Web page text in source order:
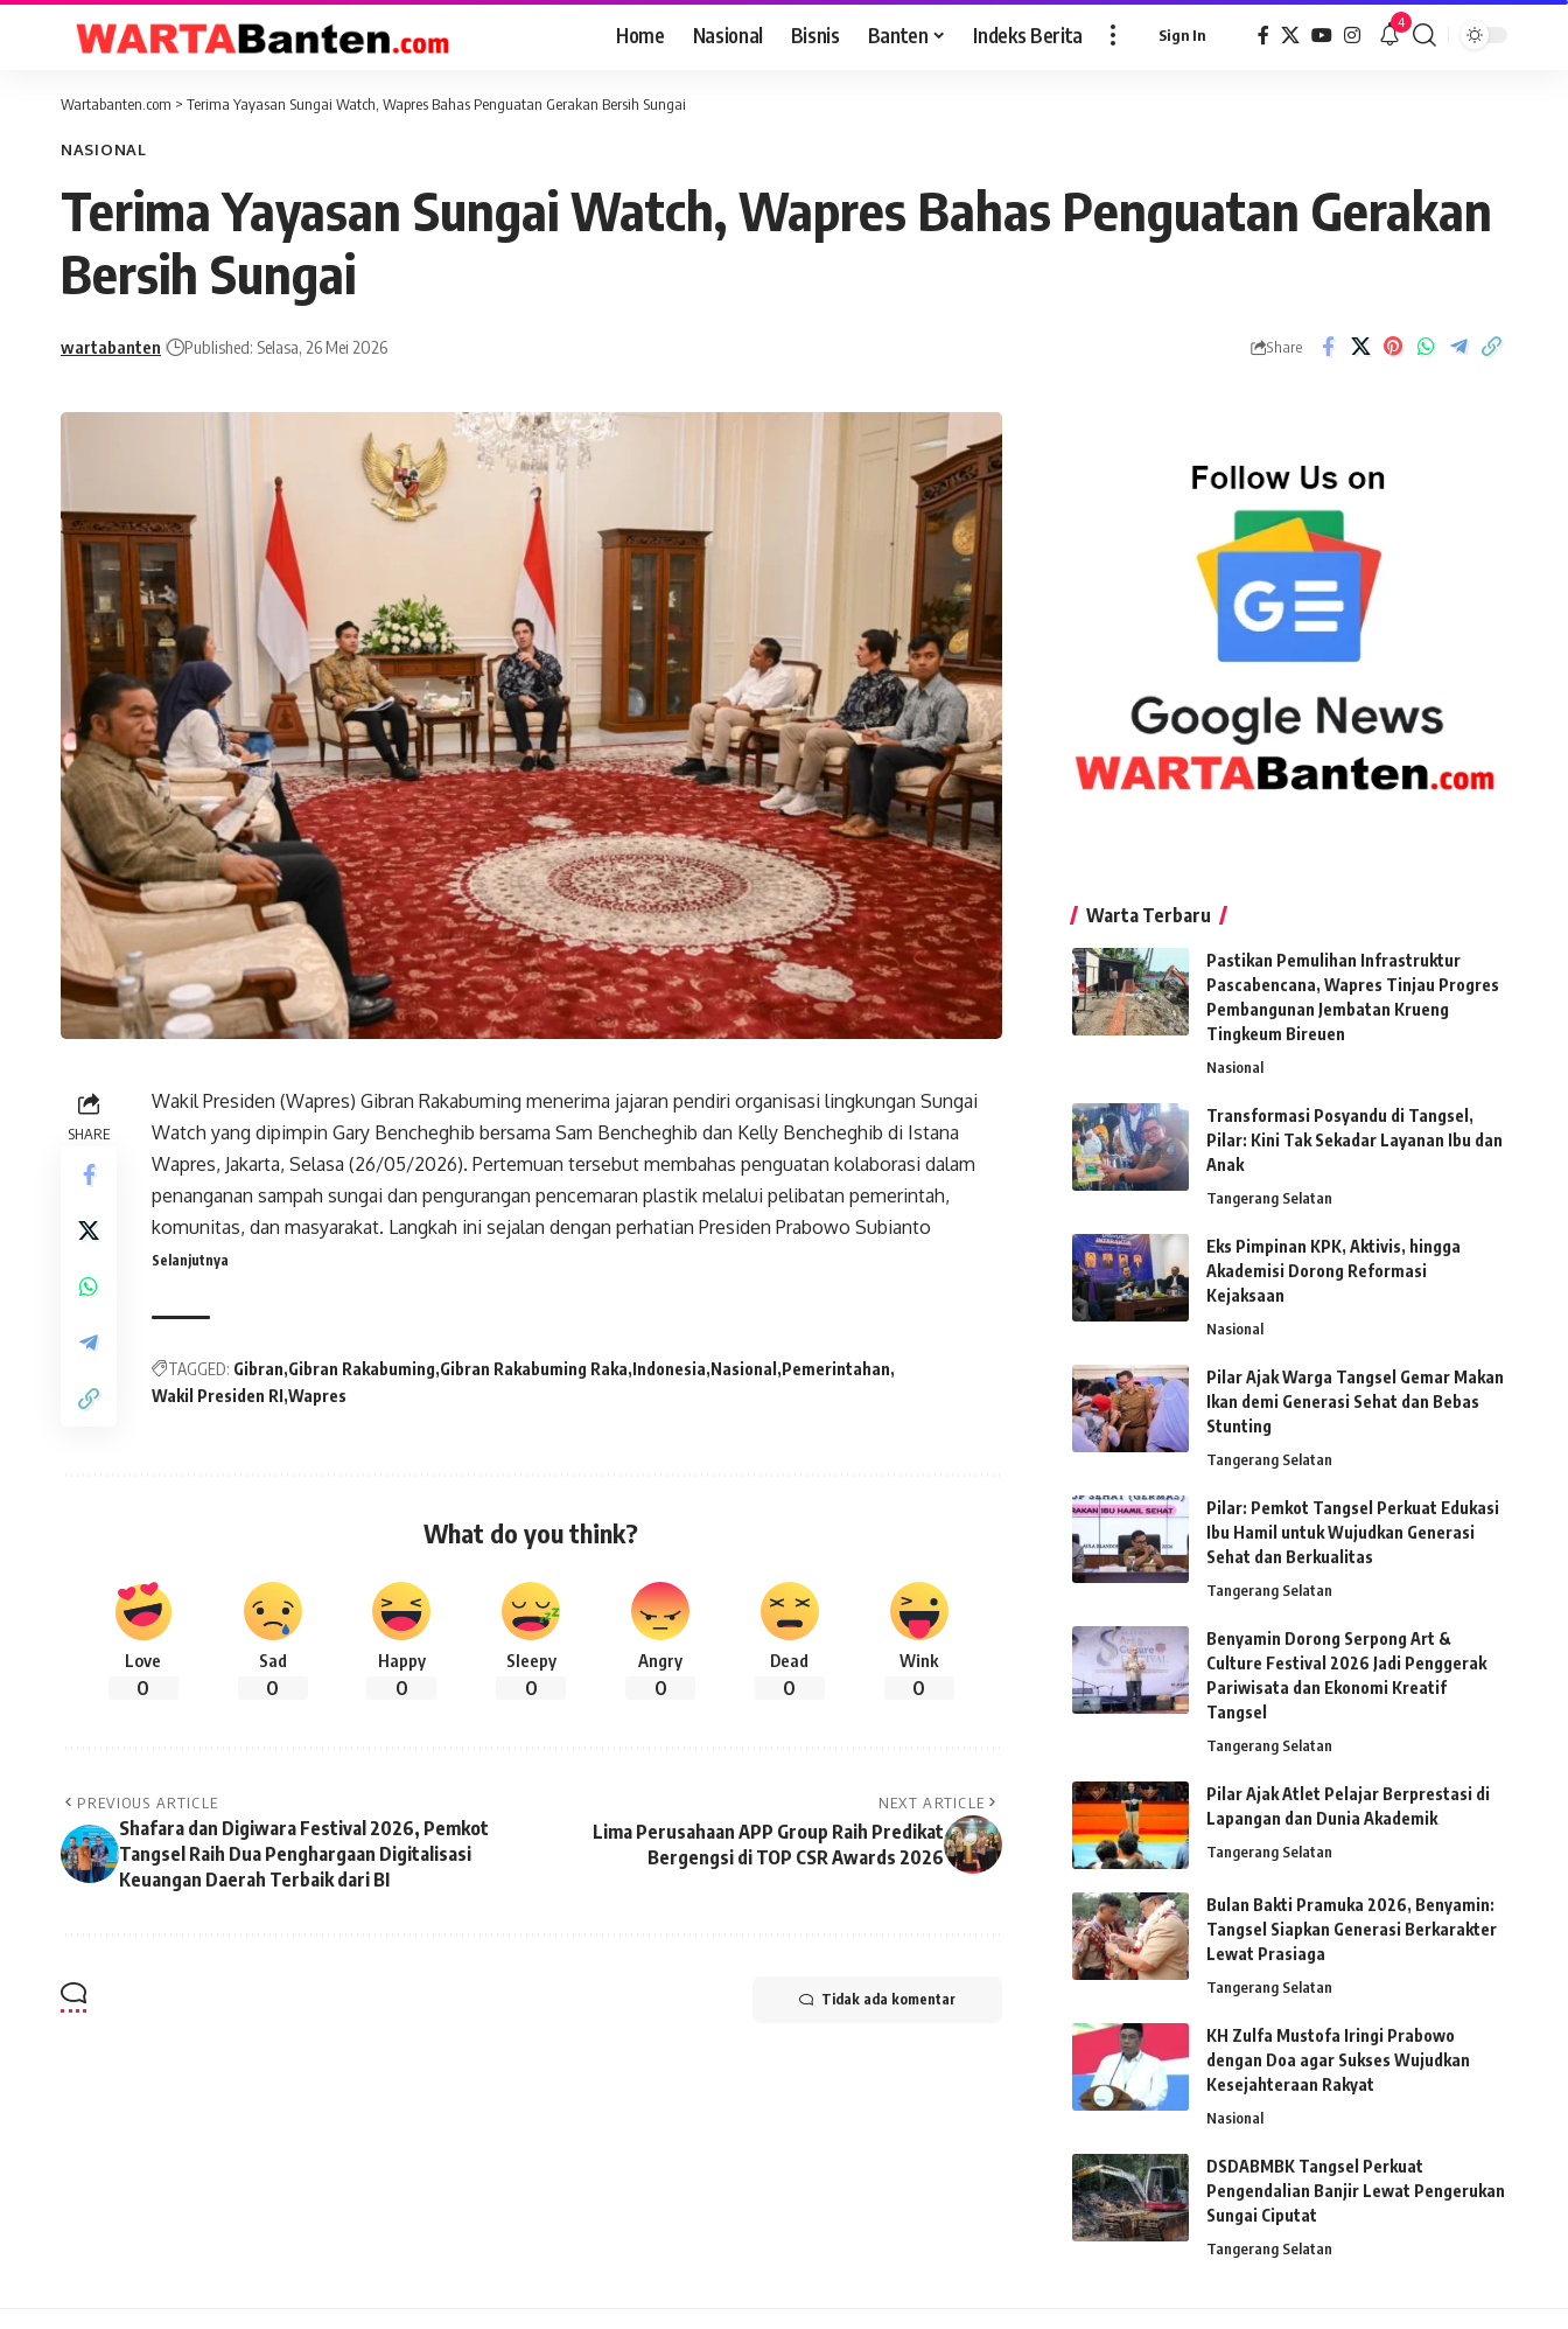
Home Nasional Bisnis Banten Indeks Berita Sign In
4
Wartabanten.com > Terima Yayasan Sungai Watch, Wapres Bahas Penguatan Gerakan Bersih Sungai
NASIONAL
Terima Yayasan Sungai Watch, Wapres Bahas Penguatan Gerakan
Bersih Sungai
wartabanten Published: Selasa, 26 Mei 2026 Share
SHARE
Wakil Presiden (Wapres) Gibran Rakabuming menerima jajaran pendiri organisasi lingkungan Sungai
Watch yang dipimpin Gary Bencheghib bersama Sam Bencheghib dan Kelly Bencheghib di Istana
Wapres, Jakarta, Selasa (26/05/2026). Pertemuan tersebut membahas penguatan kolaborasi dalam
penanganan sampah sungai dan pengurangan pencemaran plastik melalui pelibatan pemerintah,
komunitas, dan masyarakat. Langkah ini sejalan dengan perhatian Presiden Prabowo Subianto
Selanjutnya
TAGGED: Gibran Gibran Rakabuming Gibran Rakabuming Raka Indonesia Nasional Pemerintahan
Wakil Presiden RI Wapres
What do you think?
Love
0
Sad
0
Happy
0
Sleepy
0
Angry
0
Dead
0
Wink
0
PREVIOUS ARTICLE
Shafara dan Digiwara Festival 2026, Pemkot
Tangsel Raih Dua Penghargaan Digitalisasi
Keuangan Daerah Terbaik dari BI
NEXT ARTICLE
Lima Perusahaan APP Group Raih Predikat
Bergengsi di TOP CSR Awards 2026
Tidak ada komentar
Warta Terbaru
Pastikan Pemulihan Infrastruktur
Pascabencana, Wapres Tinjau Progres
Pembangunan Jembatan Krueng
Tingkeum Bireuen
Nasional
Transformasi Posyandu di Tangsel,
Pilar: Kini Tak Sekadar Layanan Ibu dan
Anak
Tangerang Selatan
Eks Pimpinan KPK, Aktivis, hingga
Akademisi Dorong Reformasi
Kejaksaan
Nasional
Pilar Ajak Warga Tangsel Gemar Makan
Ikan demi Generasi Sehat dan Bebas
Stunting
Tangerang Selatan
Pilar: Pemkot Tangsel Perkuat Edukasi
Ibu Hamil untuk Wujudkan Generasi
Sehat dan Berkualitas
Tangerang Selatan
Benyamin Dorong Serpong Art &
Culture Festival 2026 Jadi Penggerak
Pariwisata dan Ekonomi Kreatif
Tangsel
Tangerang Selatan
Pilar Ajak Atlet Pelajar Berprestasi di
Lapangan dan Dunia Akademik
Tangerang Selatan
Bulan Bakti Pramuka 2026, Benyamin:
Tangsel Siapkan Generasi Berkarakter
Lewat Prasiaga
Tangerang Selatan
KH Zulfa Mustofa Iringi Prabowo
dengan Doa agar Sukses Wujudkan
Kesejahteraan Rakyat
Nasional
DSDABMBK Tangsel Perkuat
Pengendalian Banjir Lewat Pengerukan
Sungai Ciputat
Tangerang Selatan